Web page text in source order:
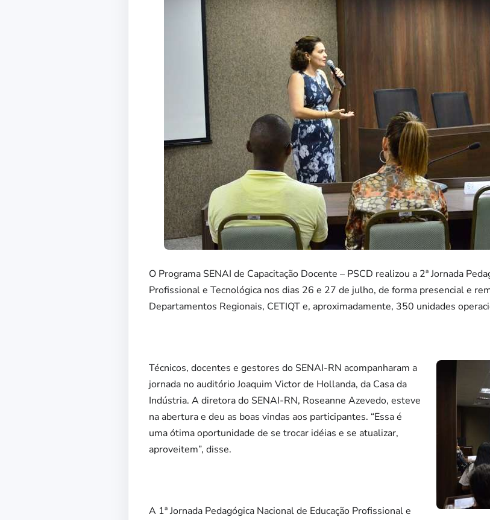
O Programa SENAI de Capacitação Docente – PSCD realizou a 2ª Jornada
Profissional e Tecnológica nos dias 26 e 27 de julho, de forma presencial e
Departamentos Regionais, CETIQT e, aproximadamente, 350 unidades
Técnicos, docentes e gestores do SENAI-RN acompanharam a
jornada no auditório Joaquim Victor de Hollanda, da Casa da
Indústria. A diretora do SENAI-RN, Roseanne Azevedo, esteve
na abertura e deu as boas vindas aos participantes. “Essa é
uma ótima oportunidade de se trocar idéias e se atualizar,
aproveitem”, disse.
A 1ª Jornada Pedagógica Nacional de Educação Profissional e